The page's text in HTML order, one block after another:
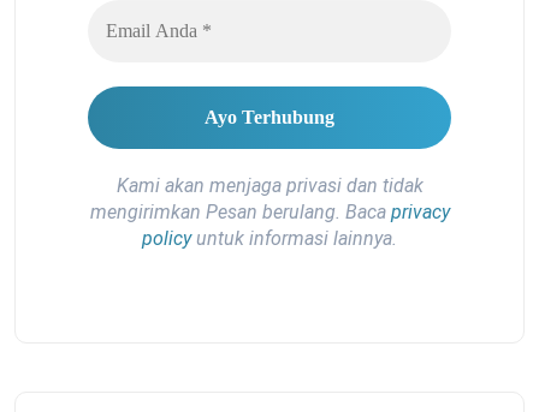
Kami akan menjaga privasi dan tidak
mengirimkan Pesan berulang. Baca privacy
policyuntuk informasi lainnya.